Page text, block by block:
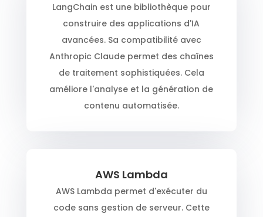
LangChain est une bibliothèque pour
construire des applications d'IA
avancées. Sa compatibilité avec
Anthropic Claude permet des chaînes
de traitement sophistiquées. Cela
améliore l'analyse et la génération de
contenu automatisée.
AWS Lambda
AWS Lambda permet d'exécuter du
code sans gestion de serveur. Cette